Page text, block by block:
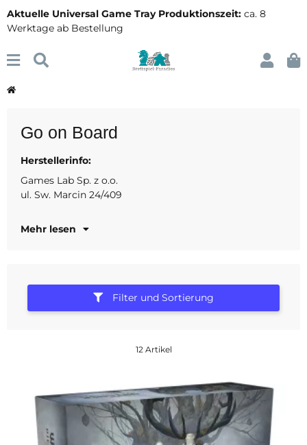
Aktuelle Universal Game Tray Produktionszeit: ca. 8
Werktage ab Bestellung
Go on Board
Herstellerinfo:
Games Lab Sp. z o.o.
ul. Sw. Marcin 24/409
Mehr lesen
Filter und Sortierung
12 Artikel